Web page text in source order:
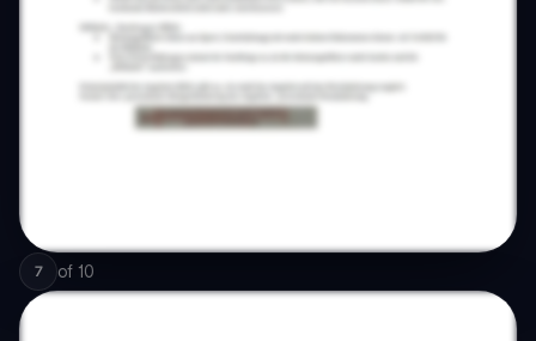
7 of 10